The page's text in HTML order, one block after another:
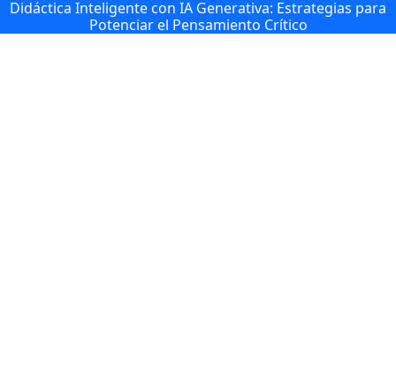
Didáctica Inteligente con IA Generativa: Estrategias para
Potenciar el Pensamiento Crítico